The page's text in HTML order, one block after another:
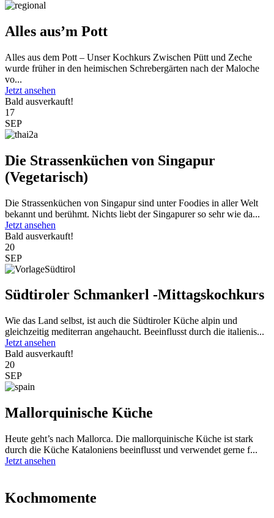
Alles aus’m Pott
Alles aus dem Pott – Unser Kochkurs Zwischen Pütt und Zeche
wurde früher in den heimischen Schrebergärten nach der Maloche
vo...
Jetzt ansehen
Bald ausverkauft!
17
SEP
Die Strassenküchen von Singapur
(Vegetarisch)
Die Strassenküchen von Singapur sind unter Foodies in aller Welt
bekannt und berühmt. Nichts liebt der Singapurer so sehr wie da...
Jetzt ansehen
Bald ausverkauft!
20
SEP
Südtiroler Schmankerl -Mittagskochkurs
Wie das Land selbst, ist auch die Südtiroler Küche alpin und
gleichzeitig mediterran angehaucht. Beeinflusst durch die italienis...
Jetzt ansehen
Bald ausverkauft!
20
SEP
Mallorquinische Küche
Heute geht’s nach Mallorca. Die mallorquinische Küche ist stark
durch die Küche Kataloniens beeinflusst und verwendet gerne f...
Jetzt ansehen
Kochmomente